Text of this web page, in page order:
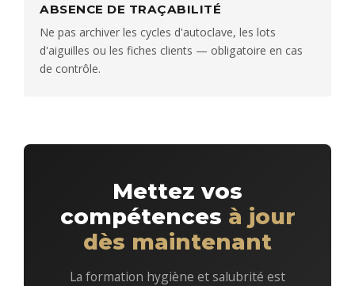
ABSENCE DE TRAÇABILITÉ
Ne pas archiver les cycles d'autoclave, les lots
d'aiguilles ou les fiches clients — obligatoire en cas
de contrôle.
Mettez vos
compétences à jour
dès maintenant
La formation hygiène et salubrité est